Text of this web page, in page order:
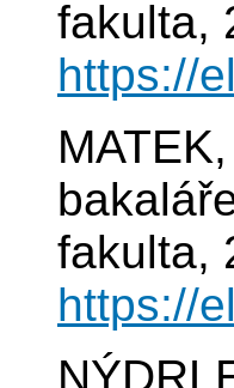
fakulta,
https://
fakulta,
https://